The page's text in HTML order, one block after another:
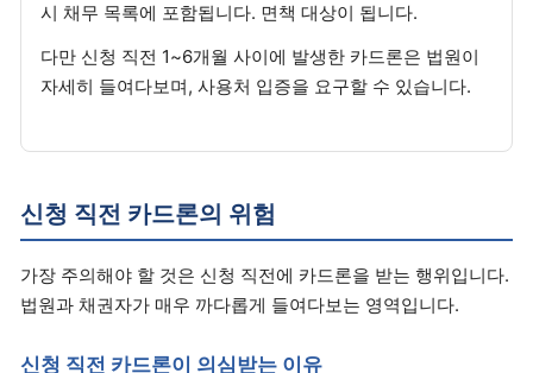
시 채무 목록에 포함됩니다. 면책 대상이 됩니다.
다만 신청 직전 1~6개월 사이에 발생한 카드론은 법원이
자세히 들여다보며, 사용처 입증을 요구할 수 있습니다.
신청 직전 카드론의 위험
가장 주의해야 할 것은 신청 직전에 카드론을 받는 행위입니다.
법원과 채권자가 매우 까다롭게 들여다보는 영역입니다.
신청 직전 카드론이 의심받는 이유